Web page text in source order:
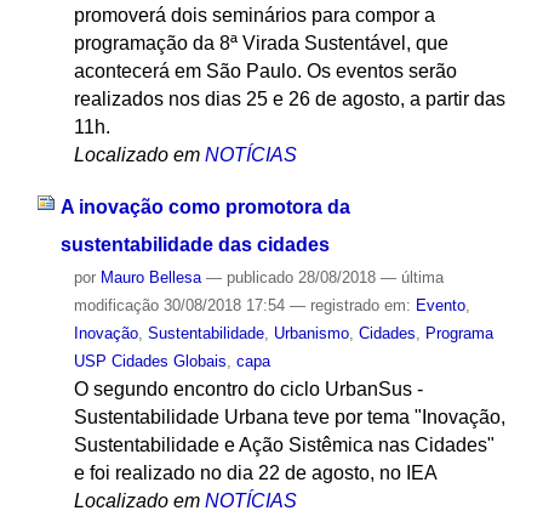
promoverá dois seminários para compor a
programação da 8ª Virada Sustentável, que
acontecerá em São Paulo. Os eventos serão
realizados nos dias 25 e 26 de agosto, a partir das
11h.
Localizado em NOTÍCIAS
A inovação como promotora da
sustentabilidade das cidades
por Mauro Bellesa — publicado28/08/2018 — última
modificação30/08/2018 17:54 — registrado em: Evento,
Inovação, Sustentabilidade, Urbanismo, Cidades
Programa
USP Cidades Globais capa
O segundo encontro do ciclo UrbanSus -
Sustentabilidade Urbana teve por tema "Inovação,
Sustentabilidade e Ação Sistêmica nas Cidades"
e foi realizado no dia 22 de agosto, no IEA
Localizado em NOTÍCIAS